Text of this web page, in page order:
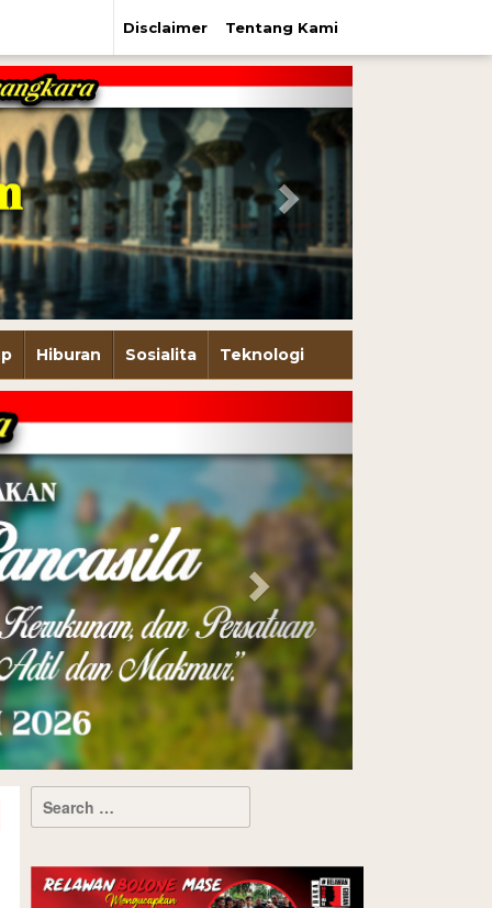
Disclaimer Tentang Kami
Next
Hiburan Sosialita Teknologi